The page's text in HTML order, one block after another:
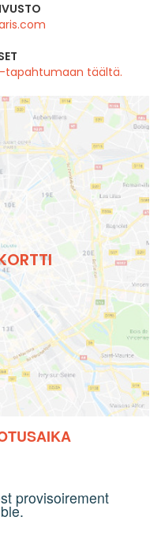
-tapahtumaan täältä.
provisoirement